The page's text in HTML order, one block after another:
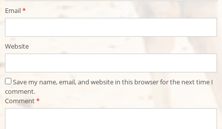
Email*
Website
Save my name, email, and website in this browser for the next time I
comment.
Comment*